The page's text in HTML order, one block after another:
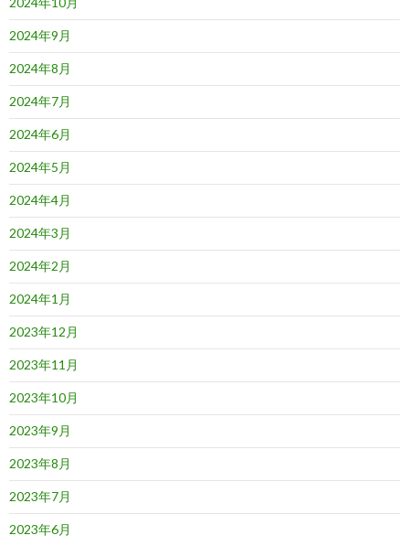
2024年9月
2024年8月
2024年7月
2024年6月
2024年5月
2024年4月
2024年3月
2024年2月
2024年1月
2023年12月
2023年11月
2023年10月
2023年9月
2023年8月
2023年7月
2023年6月